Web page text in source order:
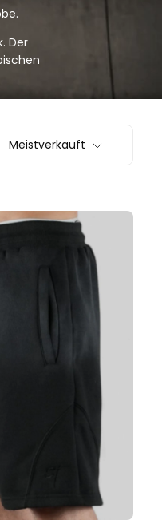
Der
Meistverkauft